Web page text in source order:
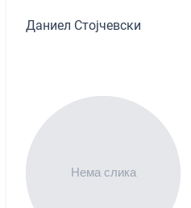
Даниел Стојчевски